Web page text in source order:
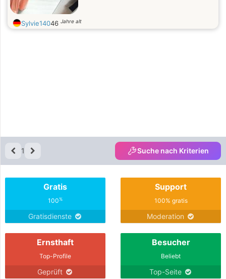
Sylvie14046 Jahre alt
1 Suche nach Kriterien
Gratis
100%
Gratisdienste
Support
100% gratis
Moderation
Ernsthaft
Top-Profile
Geprüft
Besucher
Beliebt
Top-Seite